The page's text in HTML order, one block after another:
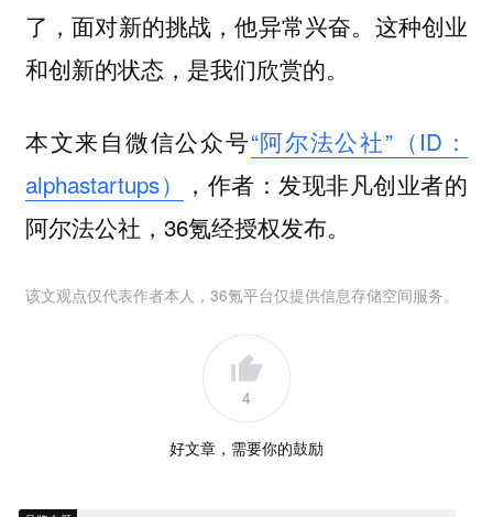
了，面对新的挑战，他异常兴奋。这种创业
和创新的状态，是我们欣赏的。
本文来自微信公众号“阿尔法公社”（ID：
alphastartups）
，作者：发现非凡创业者的
阿尔法公社，36氪经授权发布。
该文观点仅代表作者本人，36氪平台仅提供信息存储空间服务。
4
好文章，需要你的鼓励